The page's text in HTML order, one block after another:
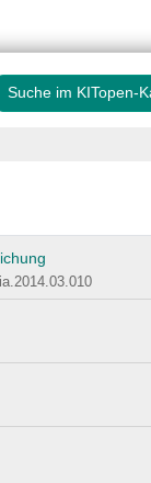
Suche im KITopen-